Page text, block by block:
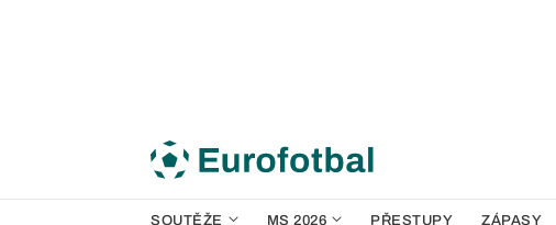
SOUTĚŽE MS 2026 PŘESTUPY ZÁPASY